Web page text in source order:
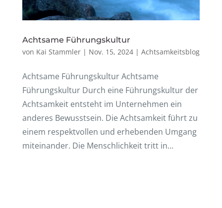
Acht­same Führungskultur
von Kai Stammler| Nov. 15, 2024| Achtsamkeitsblog
Acht­same Führungskultur Acht­same
Führungskultur Durch eine Führungs­kul­tur der
Acht­sam­keit entsteht im Unter­neh­men ein
ande­res Bewusst­sein. Die Acht­sam­keit führt zu
einem respekt­vol­len und erhe­ben­den Umgang
mitein­an­der. Die Mensch­lich­keit tritt in...